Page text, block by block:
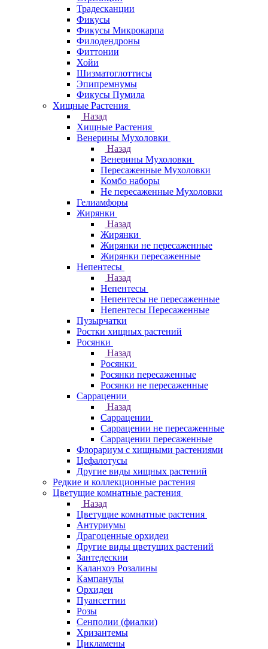
Традесканции
Фикусы
Фикусы Микрокарпа
Филодендроны
Фиттонии
Хойи
Шизматоглоттисы
Эпипремнумы
Фикусы Пумила
Хищные Растения
Назад
Хищные Растения
Венерины Мухоловки
Назад
Венерины Мухоловки
Пересаженные Мухоловки
Комбо наборы
Не пересаженные Мухоловки
Гелиамфоры
Жирянки
Назад
Жирянки
Жирянки не пересаженные
Жирянки пересаженные
Непентесы
Назад
Непентесы
Непентесы не пересаженные
Непентесы Пересаженные
Пузырчатки
Ростки хищных растений
Росянки
Назад
Росянки
Росянки пересаженные
Росянки не пересаженные
Саррацении
Назад
Саррацении
Саррацении не пересаженные
Саррацении пересаженные
Флорариум с хищными растениями
Цефалотусы
Другие виды хищных растений
Редкие и коллекционные растения
Цветущие комнатные растения
Назад
Цветущие комнатные растения
Антуриумы
Драгоценные орхидеи
Другие виды цветущих растений
Зантедескии
Каланхоэ Розалины
Кампанулы
Орхидеи
Пуансеттии
Розы
Сенполии (фиалки)
Хризантемы
Цикламены